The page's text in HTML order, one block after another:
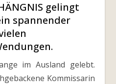
gelingt
spannender
Kommissarin